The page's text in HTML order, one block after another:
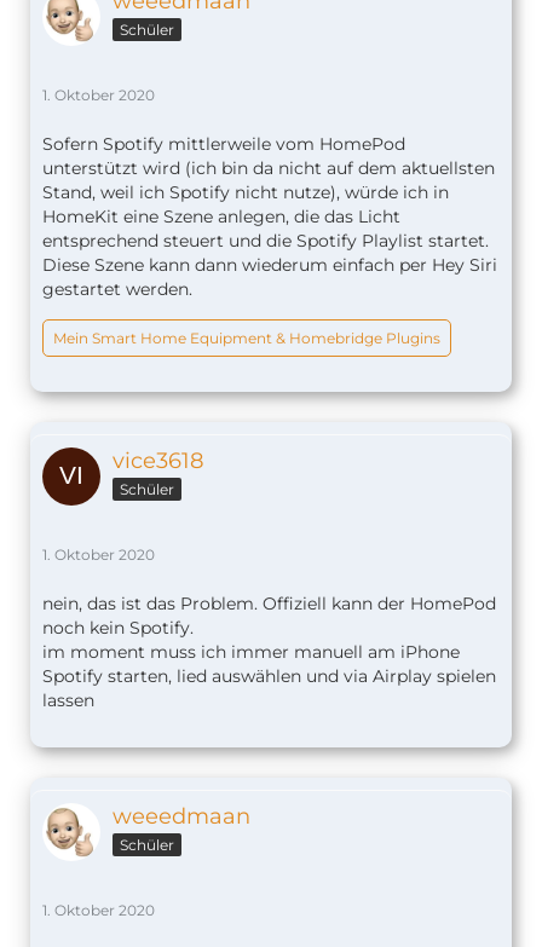
Schüler
1. Oktober 2020
Sofern Spotify mittlerweile vom HomePod
unterstützt wird (ich bin da nicht auf dem aktuellsten
Stand, weil ich Spotify nicht nutze), würde ich in
HomeKit eine Szene anlegen, die das Licht
entsprechend steuert und die Spotify Playlist startet.
Diese Szene kann dann wiederum einfach per Hey Siri
gestartet werden.
Mein Smart Home Equipment & Homebridge Plugins
vice3618
Schüler
1. Oktober 2020
nein, das ist das Problem. Offiziell kann der HomePod
noch kein Spotify.
im moment muss ich immer manuell am iPhone
Spotify starten, lied auswählen und via Airplay spielen
lassen
weeedmaan
Schüler
1. Oktober 2020